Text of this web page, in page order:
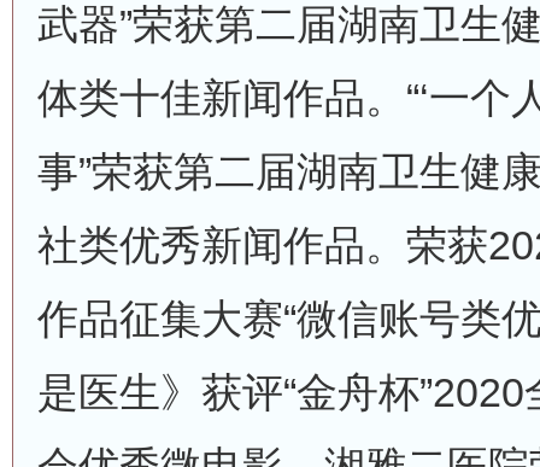
武器”荣获第二届湖南卫生
体类十佳新闻作品。“‘一个
事”荣获第二届湖南卫生健
社类优秀新闻作品。荣获
作品征集大赛“微信账号类
是医生》获评“金舟杯